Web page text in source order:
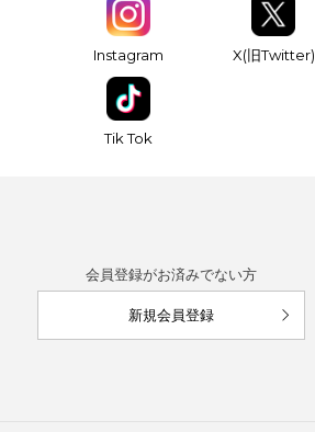
Instagram X(旧Twitter)
Tik Tok
会員登録がお済みでない方
新規会員登録